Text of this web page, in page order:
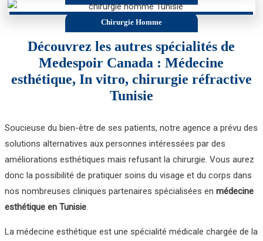
Chirurgie Homme
Découvrez les autres spécialités de
Medespoir Canada : Médecine
esthétique, In vitro, chirurgie réfractive
Tunisie
Soucieuse du bien-être de ses patients, notre agence a prévu des
solutions alternatives aux personnes intéressées par des
améliorations esthétiques mais refusant la chirurgie. Vous aurez
donc la possibilité de pratiquer soins du visage et du corps dans
nos nombreuses cliniques partenaires spécialisées enmédecine
esthétique en Tunisie
La médecine esthétique est une spécialité médicale chargée de la